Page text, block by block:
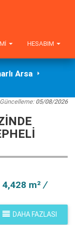
HESABIM
Arsa
05/08/2026
4,428 m² /
DAHA FAZLASI